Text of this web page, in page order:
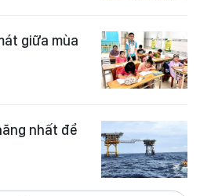
giữa mùa
nhất để